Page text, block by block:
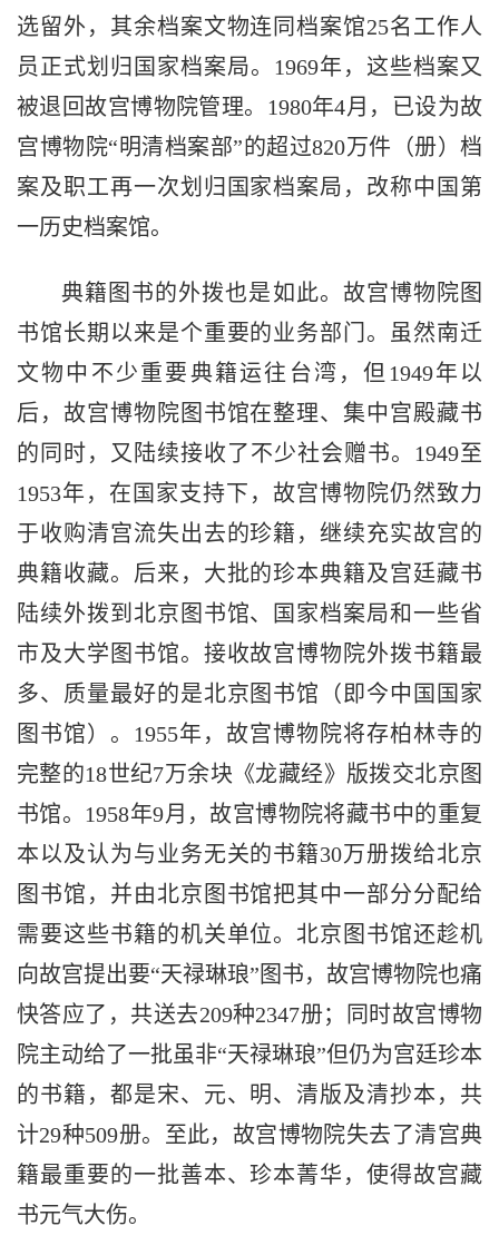
选留外，其余档案文物连同档案馆25名工作人
员正式划归国家档案局。1969年，这些档案又
被退回故宫博物院管理。1980年4月，已设为故
宫博物院“明清档案部”的超过820万件（册）档
案及职工再一次划归国家档案局，改称中国第
一历史档案馆。
典籍图书的外拨也是如此。故宫博物院图
书馆长期以来是个重要的业务部门。虽然南迁
文物中不少重要典籍运往台湾，但1949年以
后，故宫博物院图书馆在整理、集中宫殿藏书
的同时，又陆续接收了不少社会赠书。1949至
1953年，在国家支持下，故宫博物院仍然致力
于收购清宫流失出去的珍籍，继续充实故宫的
典籍收藏。后来，大批的珍本典籍及宫廷藏书
陆续外拨到北京图书馆、国家档案局和一些省
市及大学图书馆。接收故宫博物院外拨书籍最
多、质量最好的是北京图书馆（即今中国国家
图书馆）。1955年，故宫博物院将存柏林寺的
完整的18世纪7万余块《龙藏经》版拨交北京图
书馆。1958年9月，故宫博物院将藏书中的重复
本以及认为与业务无关的书籍30万册拨给北京
图书馆，并由北京图书馆把其中一部分分配给
需要这些书籍的机关单位。北京图书馆还趁机
向故宫提出要“天禄琳琅”图书，故宫博物院也痛
快答应了，共送去209种2347册；同时故宫博物
院主动给了一批虽非“天禄琳琅”但仍为宫廷珍本
的书籍，都是宋、元、明、清版及清抄本，共
计29种509册。至此，故宫博物院失去了清宫典
籍最重要的一批善本、珍本菁华，使得故宫藏
书元气大伤。